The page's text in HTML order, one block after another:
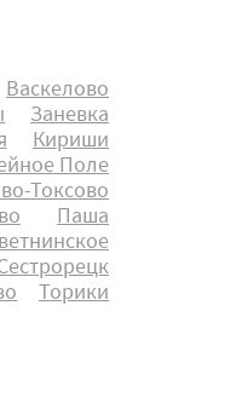
Васкелово
Заневка
Кириши
Поле
Токсово
Паша
Торики